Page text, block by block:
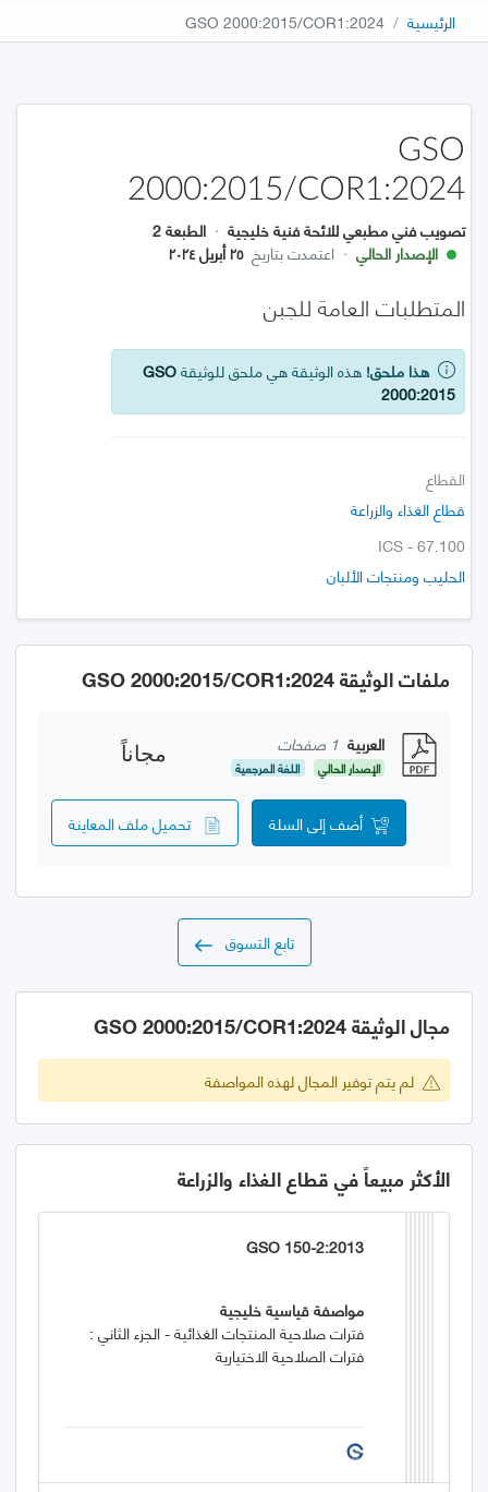
الرئيسية GSO 2000:2015/COR1:2024
GSO
2000:2015/COR1:2024
تصويب فني مطبعي للائحة فنية خليجية · الطبعة 2
الإصدار الحالي · اعتمدت بتاريخ ٢٥ أبريل ٢٠٢٤
المتطلبات العامة للجبن
هذا ملحق! هذه الوثيقة هي ملحق للوثيقةGSO
2000:2015
القطاع
قطاع الغذاء والزراعة
ICS - 67.100
الحليب ومنتجات الألبان
ملفات الوثيقة GSO 2000:2015/COR1:2024
العربية 1 صفحات
الإصدار الحالي اللغة المرجعية
مجاناً
أضف إلى السلة تحميل ملف المعاينة
تابع التسوق
مجال الوثيقة GSO 2000:2015/COR1:2024
لم يتم توفير المجال لهذه المواصفة
الأكثر مبيعاً في قطاع الغذاء والزراعة
GSO 150-2:2013
مواصفة قياسية خليجية
فترات صلاحية المنتجات الغذائية - الجزء الثاني :
فترات الصلاحية الاختيارية